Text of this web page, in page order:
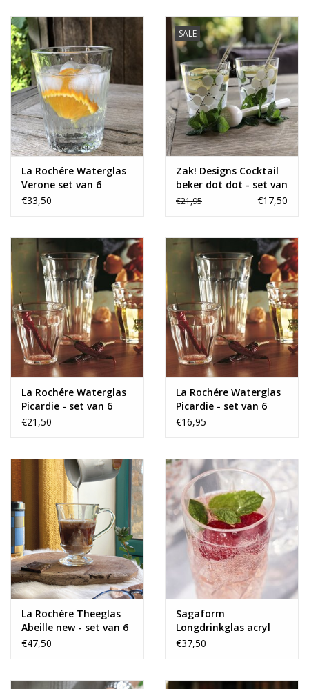
La Rochére Waterglas
Verone set van 6
€33,50
SALE
Zak! Designs Cocktail
beker dot dot - set van
2
€21,95 €17,50
La Rochére Waterglas
Picardie - set van 6
€21,50
La Rochére Waterglas
Picardie - set van 6
€16,95
La Rochére Theeglas
Abeille new - set van 6
€47,50
Sagaform
Longdrinkglas acryl
set van 4
€37,50